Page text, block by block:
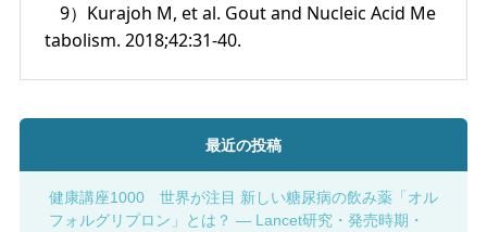
9）Kurajoh M, et al. Gout and Nucleic Acid Me
tabolism. 2018;42:31-40.
最近の投稿
健康講座1000 世界が注目 新しい糖尿病の飲み薬「オル
フォルグリプロン」とは？ ― Lancet研究・発売時期・